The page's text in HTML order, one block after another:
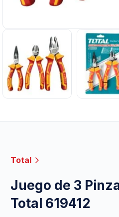
Total
Juego de 3
Total 619412